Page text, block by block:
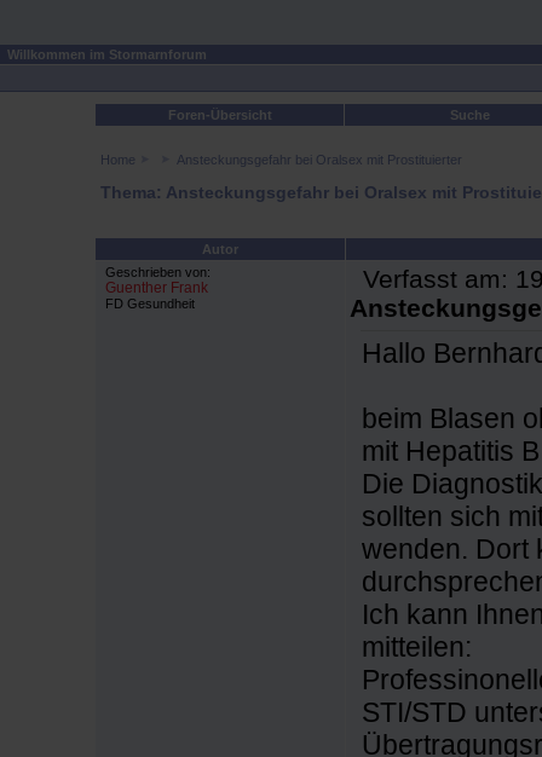
Willkommen im Stormarnforum
Foren-Übersicht Suche
Home Ansteckungsgefahr bei Oralsex mit Prostituierter
Thema: Ansteckungsgefahr bei Oralsex mit
Autor
Geschrieben von:
Guenther Frank
FD Gesundheit
Verfasst am:
Hallo
beim Blasen
mit Hepatitis
Die
sollten sich
wenden. Dort
Ich kann
mitteilen:
STI/STD